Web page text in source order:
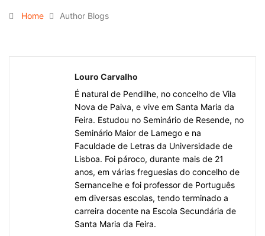
Home Author Blogs
Louro Carvalho
É natural de Pendilhe, no concelho de Vila
Nova de Paiva, e vive em Santa Maria da
Feira. Estudou no Seminário de Resende, no
Seminário Maior de Lamego e na
Faculdade de Letras da Universidade de
Lisboa. Foi pároco, durante mais de 21
anos, em várias freguesias do concelho de
Sernancelhe e foi professor de Português
em diversas escolas, tendo terminado a
carreira docente na Escola Secundária de
Santa Maria da Feira.